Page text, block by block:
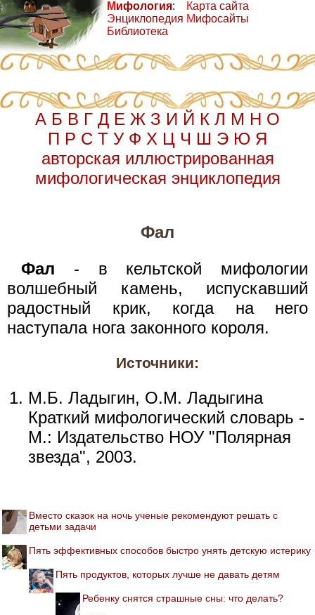
Мифология:
Энциклопедия
Библиотека
Карта сайта
Мифосайты
А Б В Г Д Е Ж З И Й К Л М Н О
П Р С Т У Ф Х Ц Ч Ш Э Ю Я
авторская иллюстрированная
мифологическая энциклопедия
Фал
Фал - в кельтской мифологии
волшебный камень, испускавший
радостный крик, когда на него
наступала нога законного короля.
Источники:
М.Б. Ладыгин, О.М. Ладыгина
Краткий мифологический словарь -
М.: Издательство НОУ "Полярная
звезда", 2003.
Вместо сказок на ночь ученые рекомендуют решать с
детьми задачи
Пять эффективных способов быстро унять детскую истерику
Пять продуктов, которых лучше не давать детям
Ребенку снятся страшные сны: что делать?